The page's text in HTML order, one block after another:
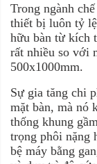
Trong ngành
thiết bị luôn tỷ
hữu bàn từ kích
rất nhiều so với
500x1000mm.
Sự gia tăng chi
mặt bàn, mà nó
thống khung
trọng phôi nặng
bệ máy bằng